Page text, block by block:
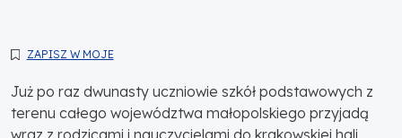
ZAPISZ W MOJE
Już po raz dwunasty uczniowie szkół podstawowych z
terenu całego województwa małopolskiego przyjadą